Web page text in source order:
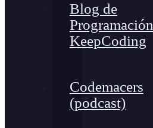
Blog de
Programación
KeepCoding
Codemacers
(podcast)